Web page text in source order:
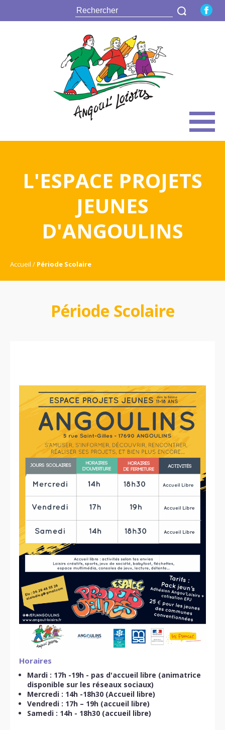
L'ESPACE PROJETS
JEUNES
D'ANGOULINS
Accueil Période Scolaire
Période Scolaire
Horaires
Mardi : 17h -19h - pas d'accueil libre (animatrice
disponible sur les réseaux sociaux)
Mercredi : 14h -18h30 (Accueil libre)
Vendredi : 17h – 19h (accueil libre)
Samedi : 14h - 18h30 (accueil libre)